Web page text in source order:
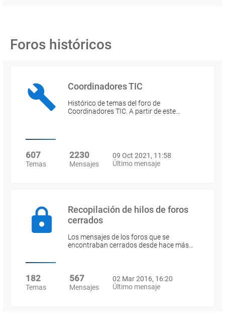
Foros históricos
Coordinadores TIC
Histórico de temas del foro de
Coordinadores TIC. A partir de este…
607
Temas
2230
Mensajes
09 Oct 2021, 11:58
Último mensaje
Recopilación de hilos de foros
cerrados
Los mensajes de los foros que se
encontraban cerrados desde hace más…
182
Temas
567
Mensajes
02 Mar 2016, 16:20
Último mensaje